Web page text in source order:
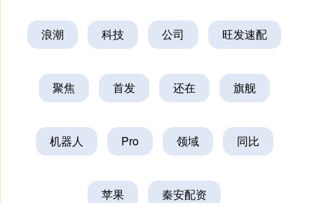
浪潮 科技 公司 旺发速配
聚焦 首发 还在 旗舰
机器人 Pro 领域 同比
苹果 秦安配资